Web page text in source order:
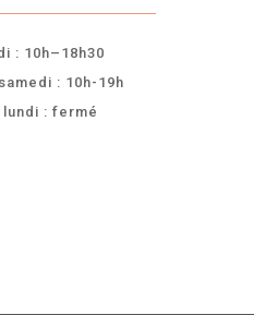
: 10h–18h30
: 10h-19h
: fermé